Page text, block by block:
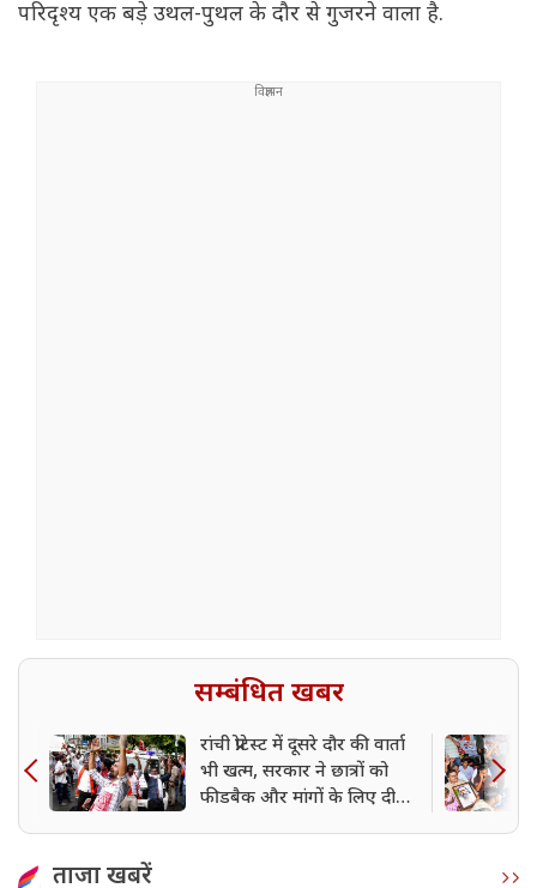
परिदृश्य एक बड़े उथल-पुथल के दौर से गुजरने वाला है.
सम्बंधित खबर
रांची प्रोटेस्ट में दूसरे दौर की वार्ता
भी खत्म, सरकार ने छात्रों को
फीडबैक और मांगों के लिए दी
ताजा खबरें